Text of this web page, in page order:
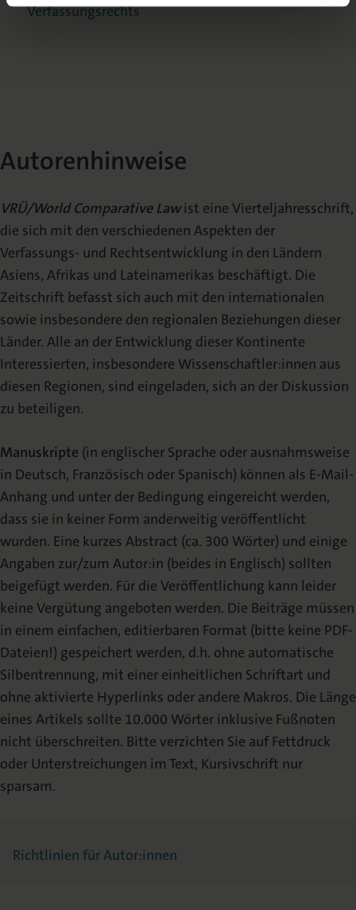
Verfassungsrechts
Autorenhinweise
VRÜ/World Comparative Law ist eine Vierteljahresschrift,
die sich mit den verschiedenen Aspekten der
Verfassungs- und Rechtsentwicklung in den Ländern
Asiens, Afrikas und Lateinamerikas beschäftigt. Die
Zeitschrift befasst sich auch mit den internationalen
sowie insbesondere den regionalen Beziehungen dieser
Länder. Alle an der Entwicklung dieser Kontinente
Interessierten, insbesondere Wissenschaftler:innen aus
diesen Regionen, sind eingeladen, sich an der Diskussion
zu beteiligen.
Manuskripte (in englischer Sprache oder ausnahmsweise
in Deutsch, Französisch oder Spanisch) können als E-Mail-
Anhang und unter der Bedingung eingereicht werden,
dass sie in keiner Form anderweitig veröffentlicht
wurden. Eine kurzes Abstract (ca. 300 Wörter) und einige
Angaben zur/zum Autor:in (beides in Englisch) sollten
beigefügt werden. Für die Veröffentlichung kann leider
keine Vergütung angeboten werden. Die Beiträge müssen
in einem einfachen, editierbaren Format (bitte keine PDF-
Dateien!) gespeichert werden, d.h. ohne automatische
Silbentrennung, mit einer einheitlichen Schriftart und
ohne aktivierte Hyperlinks oder andere Makros. Die Länge
eines Artikels sollte 10.000 Wörter inklusive Fußnoten
nicht überschreiten. Bitte verzichten Sie auf Fettdruck
oder Unterstreichungen im Text, Kursivschrift nur
sparsam.
Richtlinien für Autor:innen